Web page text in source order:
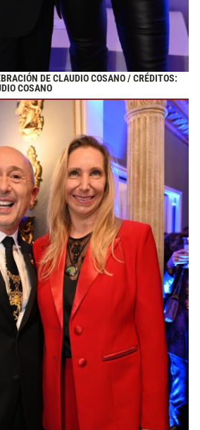
DE CLAUDIO COSANO / CRÉDITOS:
COSANO